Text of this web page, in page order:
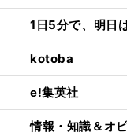
1日5分で、明日
kotoba
e!集英社
情報・知識＆オ